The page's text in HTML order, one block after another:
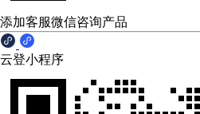
添加客服微信咨询产品
云登小程序